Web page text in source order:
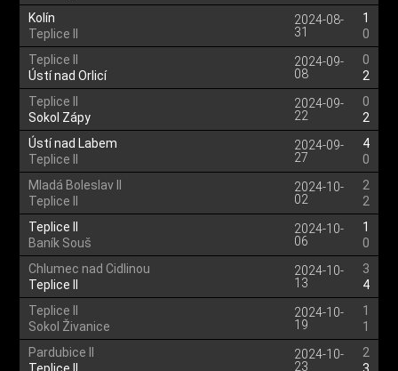
Kolín
Teplice II
2024-08-
31
1
0
Teplice II
Ústí nad Orlicí
2024-09-
08
0
2
Teplice II
Sokol Zápy
2024-09-
22
0
2
Ústí nad Labem
Teplice II
2024-09-
27
4
0
Mladá Boleslav II
Teplice II
2024-10-
02
2
2
Teplice II
Baník Souš
2024-10-
06
1
0
Chlumec nad Cidlinou
Teplice II
2024-10-
13
3
4
Teplice II
Sokol Živanice
2024-10-
19
1
1
Pardubice II
2024-10-
23
2